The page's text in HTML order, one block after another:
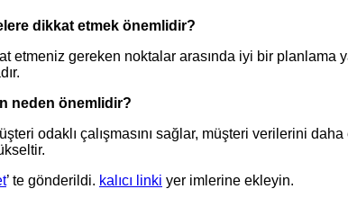
dikkat etmek önemlidir?
etmeniz gereken noktalar arasında iyi bir
neden önemlidir?
odaklı çalışmasını sağlar, müşteri verilerini
’ te gönderildi. kalıcı linki yer imlerine ekleyin.